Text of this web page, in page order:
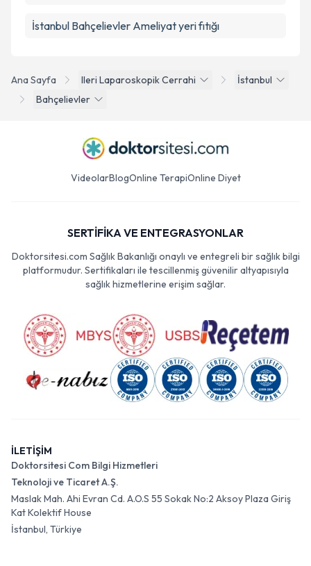
Ana Sayfa Ileri Laparoskopik Cerrahi
İstanbul
Bahçelievler
İstanbul Bahçelievler Ameliyat yeri fıtığı
VideolarBlogOnline TerapiOnline Diyet
SERTİFİKA VE ENTEGRASYONLAR
Doktorsitesi.com Sağlık Bakanlığı onaylı ve entegreli bir sağlık bilgi
platformudur. Sertifikaları ile tescillenmiş güvenilir altyapısıyla
sağlık hizmetlerine erişim sağlar.
İLETİŞİM
Doktorsitesi Com Bilgi Hizmetleri
Teknoloji ve Ticaret A.Ş.
Maslak Mah. Ahi Evran Cd. A.O.S 55 Sokak No:2 Aksoy Plaza Giriş
Kat Kolektif House
İstanbul, Türkiye